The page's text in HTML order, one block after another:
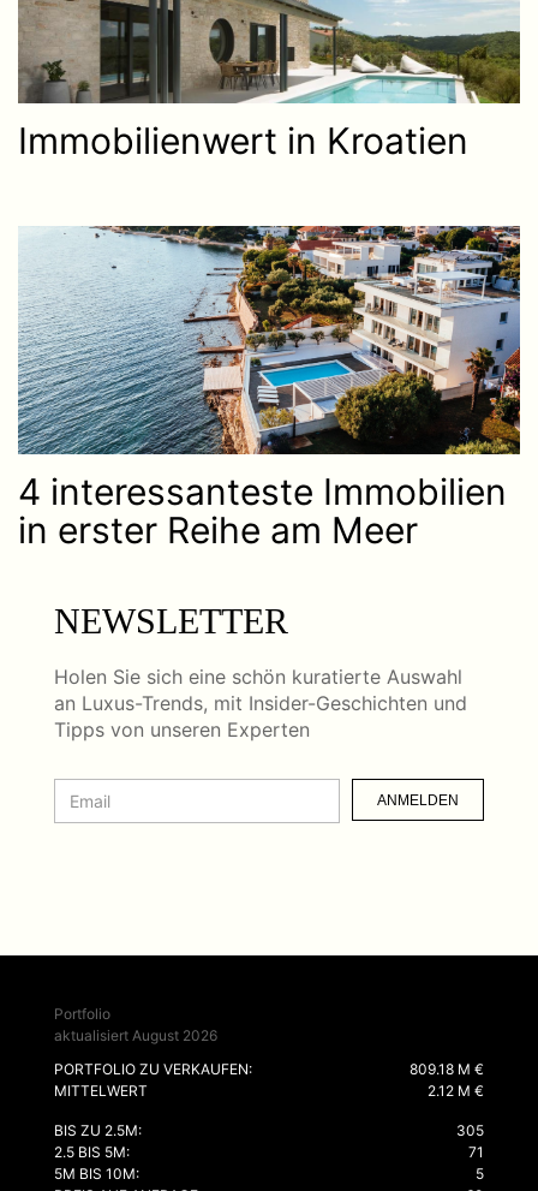
Immobilienwert in Kroatien
4 interessanteste Immobilien
in erster Reihe am Meer
NEWSLETTER
Holen Sie sich eine schön kuratierte Auswahl
an Luxus-Trends, mit Insider-Geschichten und
Tipps von unseren Experten
ANMELDEN
Portfolio
aktualisiert August 2026
PORTFOLIO ZU VERKAUFEN:
809.18 M €
MITTELWERT
2.12 M €
BIS ZU 2.5M:
305
2.5 BIS 5M:
71
5M BIS 10M:
5